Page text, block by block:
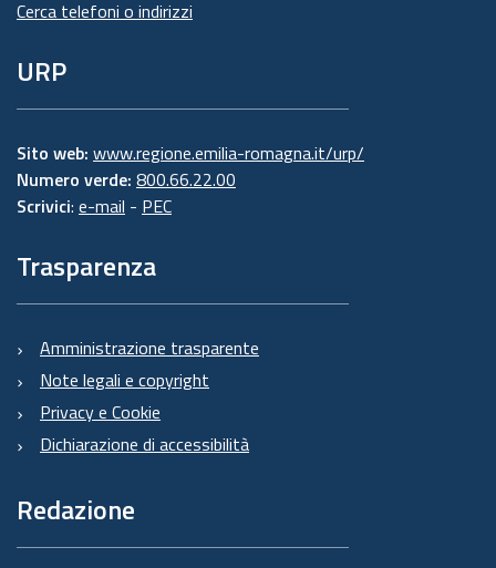
Cerca telefoni o indirizzi
URP
Sito web: www.regione.emilia-romagna.it/urp/
Numero verde: 800.66.22.00
Scrivici: e-mail - PEC
Trasparenza
Amministrazione trasparente
Note legali e copyright
Privacy e Cookie
Dichiarazione di accessibilità
Redazione